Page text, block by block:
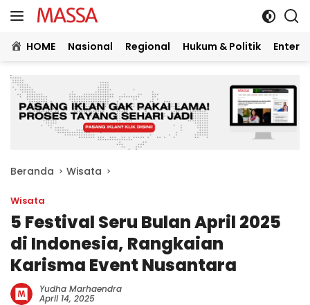
Langsung
ke
konten
HOME Nasional Regional Hukum & Politik
Beranda Wisata
Wisata
5 Festival Seru Bulan April 2025
di Indonesia, Rangkaian
Karisma Event Nusantara
Yudha Marhaendra
April 14, 2025